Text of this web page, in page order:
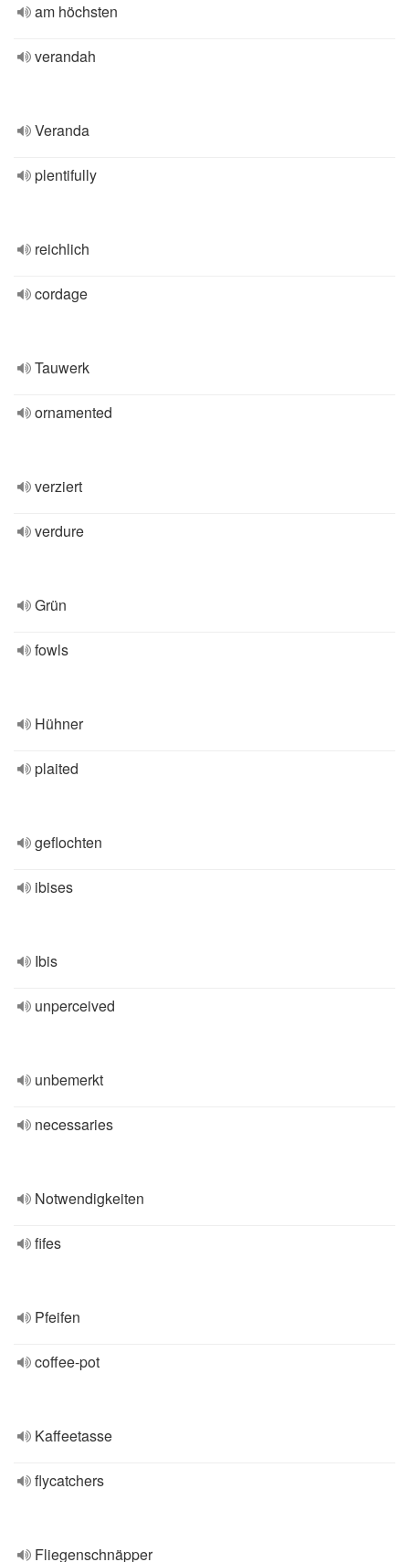
am höchsten
verandah
Veranda
plentifully
reichlich
cordage
Tauwerk
ornamented
verziert
verdure
Grün
fowls
Hühner
plaited
geflochten
ibises
Ibis
unperceived
unbemerkt
necessaries
Notwendigkeiten
fifes
Pfeifen
coffee-pot
Kaffeetasse
flycatchers
Fliegenschnäpper